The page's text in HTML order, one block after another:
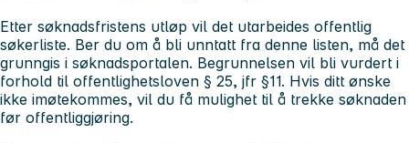
Etter søknadsfristens utløp vil det utarbeides offentlig
søkerliste. Ber du om å bli unntatt fra denne listen, må det
grunngis i søknadsportalen. Begrunnelsen vil bli vurdert i
forhold til offentlighetsloven § 25, jfr §11. Hvis ditt ønske
ikke imøtekommes, vil du få mulighet til å trekke søknaden
før offentliggjøring.